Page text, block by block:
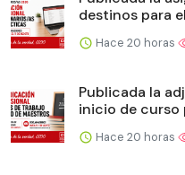
destinos para
Hace 20 horas
Publicada la
inicio de curso
Hace 20 horas